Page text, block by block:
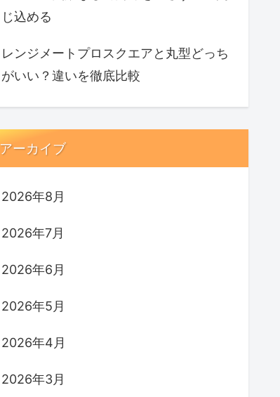
じ込める
レンジメートプロスクエアと丸型どっち
がいい？違いを徹底比較
アーカイブ
2026年8月
2026年7月
2026年6月
2026年5月
2026年4月
2026年3月